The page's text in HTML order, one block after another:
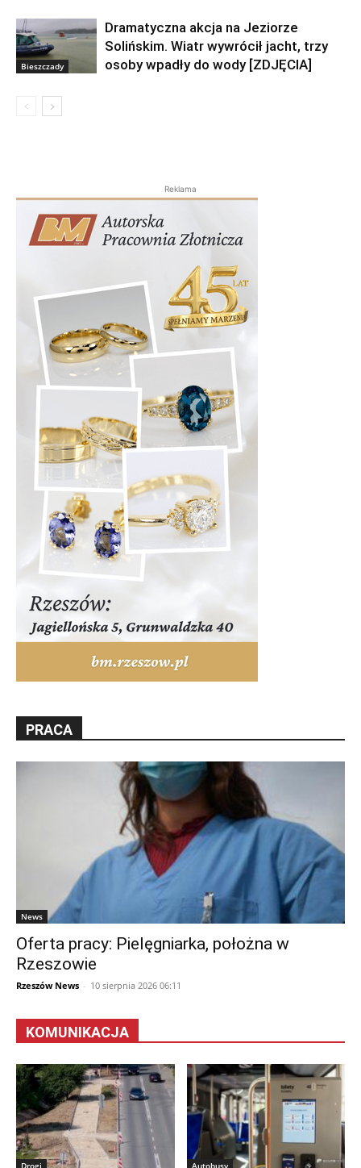
Bieszczady
Dramatyczna akcja na Jeziorze
Solińskim. Wiatr wywrócił jacht, trzy
osoby wpadły do wody [ZDJĘCIA]
Reklama
PRACA
News
Oferta pracy: Pielęgniarka, położna w
Rzeszowie
Rzeszów News - 10 sierpnia 2026 06:11
KOMUNIKACJA